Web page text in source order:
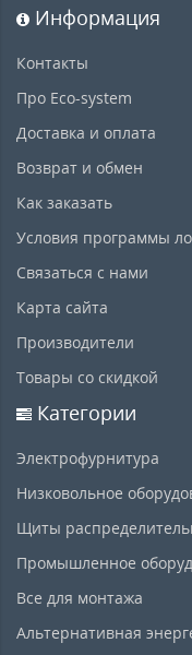
Информация
Контакты
Про Eco-system
Доставка и оплата
Возврат и обмен
Как заказать
Условия программы
Связаться с нами
Карта сайта
Производители
Товары со скидкой
Категории
Электрофурнитура
Низковольное
Щиты
Промышленное
Все для монтажа
Альтернативная